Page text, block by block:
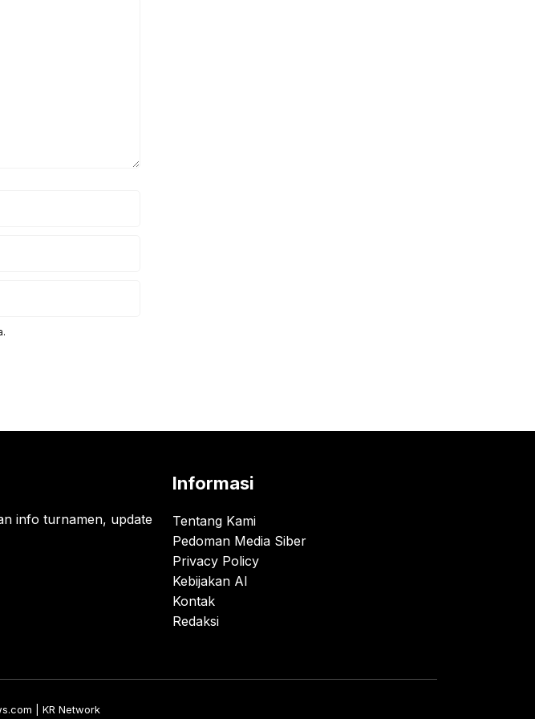
info turnamen, update
Informasi
Tentang Kami
Pedoman Media Siber
Privacy Policy
Kebijakan AI
Kontak
Redaksi
| KR Network